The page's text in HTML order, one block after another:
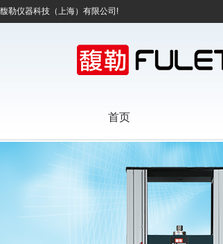
馥勒仪器科技（上海）有限公司!
首页